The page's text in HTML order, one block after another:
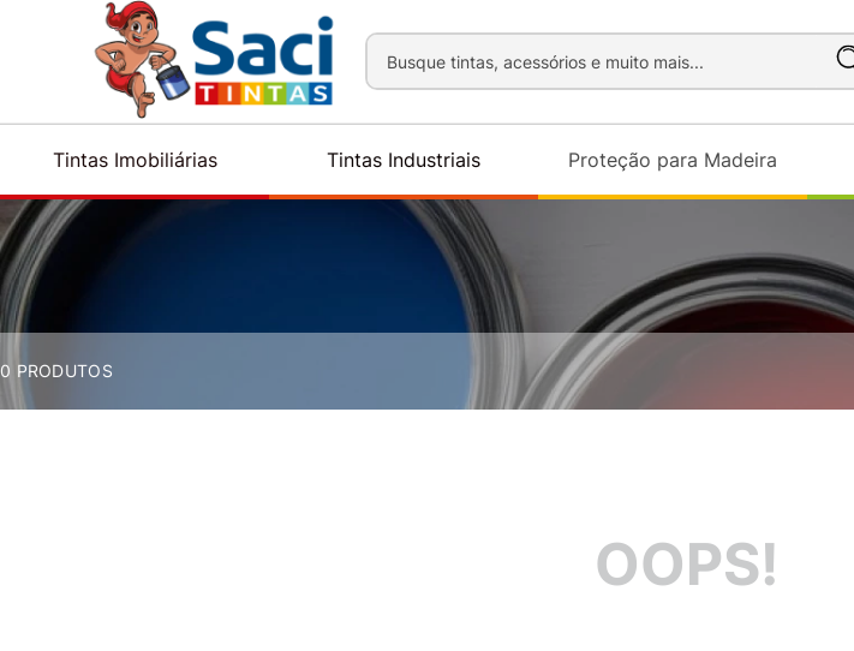
Busque tintas, acessórios e muito mais...
Tintas Imobiliárias Tintas Industriais Proteção para Madeira
0 PRODUTOS
OOPS!